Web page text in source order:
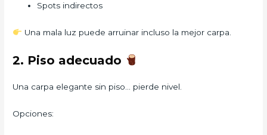
Spots indirectos
Una mala luz puede arruinar incluso la mejor carpa.
2. Piso adecuado
Una carpa elegante sin piso… pierde nivel.
Opciones: